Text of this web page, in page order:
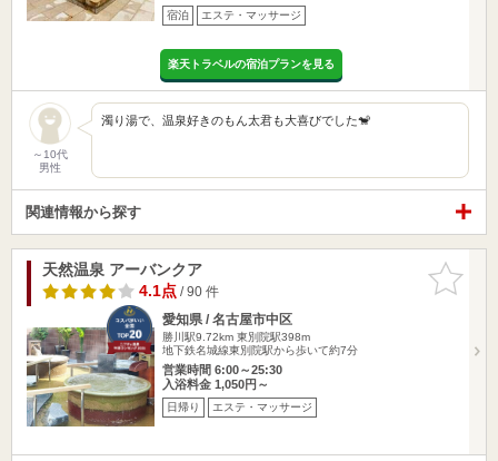
宿泊 エステ・マッサージ
楽天トラベルの宿泊プランを見る
～10代
男性
濁り湯で、温泉好きのもん太君も大喜びでした🐒
関連情報から探す
お気に入
りに追加
天然温泉 アーバンクア
4.1点/ 90 件
愛知県 / 名古屋市中区
勝川駅9.72km 東別院駅398m
地下鉄名城線東別院駅から歩いて約7分
営業時間 6:00～25:30
入浴料金 1,050円～
日帰り エステ・マッサージ